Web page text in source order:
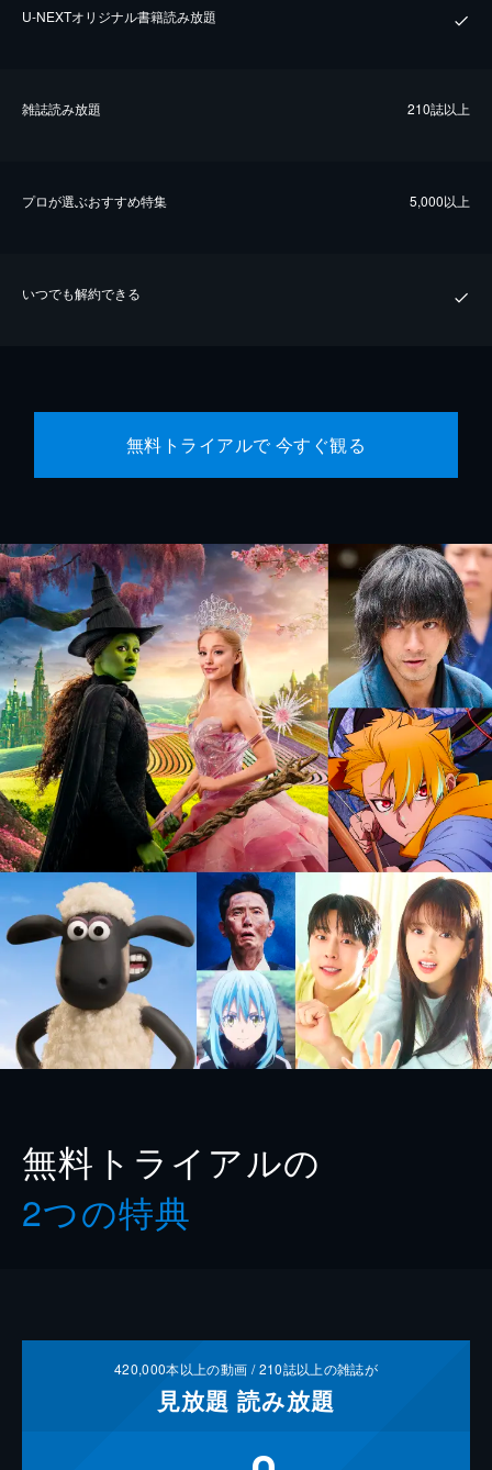
U-NEXTオリジナル書籍読み放題
雑誌読み放題 210誌以上
プロが選ぶおすすめ特集 5,000以上
いつでも解約できる
無料トライアルで 今すぐ観る
無料トライアルの
2つの特典
420,000本以上の動画 /210誌以上の雑誌が
見放題 読み放題